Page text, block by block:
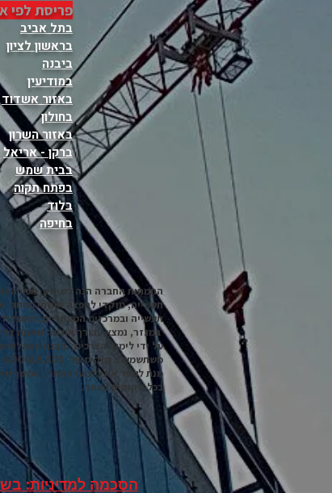
פריסת לפי
בתל אביב
בראשון לציון
ביבנה
במודיעין
באזור אשדוד
בחולון
באזור השרון
ברקן - אריאל
בבית שמש
בפתח תקוה
בלוד
בחיפה
התמחות החברה הנה בשיווק, מכירה
תעשייה, מוקדי להפצה ושטחי מסחר.
תעשייה ובמרכזים המסחריים,
במגזר, נמצא עבורך את מה שאתה
על ידי לימוד הצרכים, הבנת
מנת לשפר את ביצועי האתר , אמשך
בכל הקוקיס באתר.
הסכמה למדיניות: